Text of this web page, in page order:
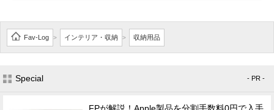
Fav-Log > インテリア・収納 > 収納用品
Special - PR -